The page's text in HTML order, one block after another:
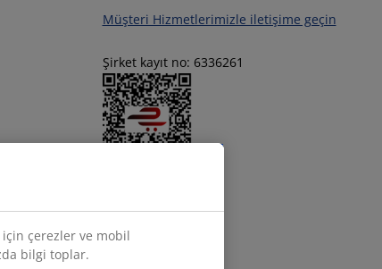
Müşteri Hizmetlerimizle iletişime geçin
Şirket kayıt no: 6336261
JYSK'u takip edin
çerezler ve mobil
bilgi toplar.